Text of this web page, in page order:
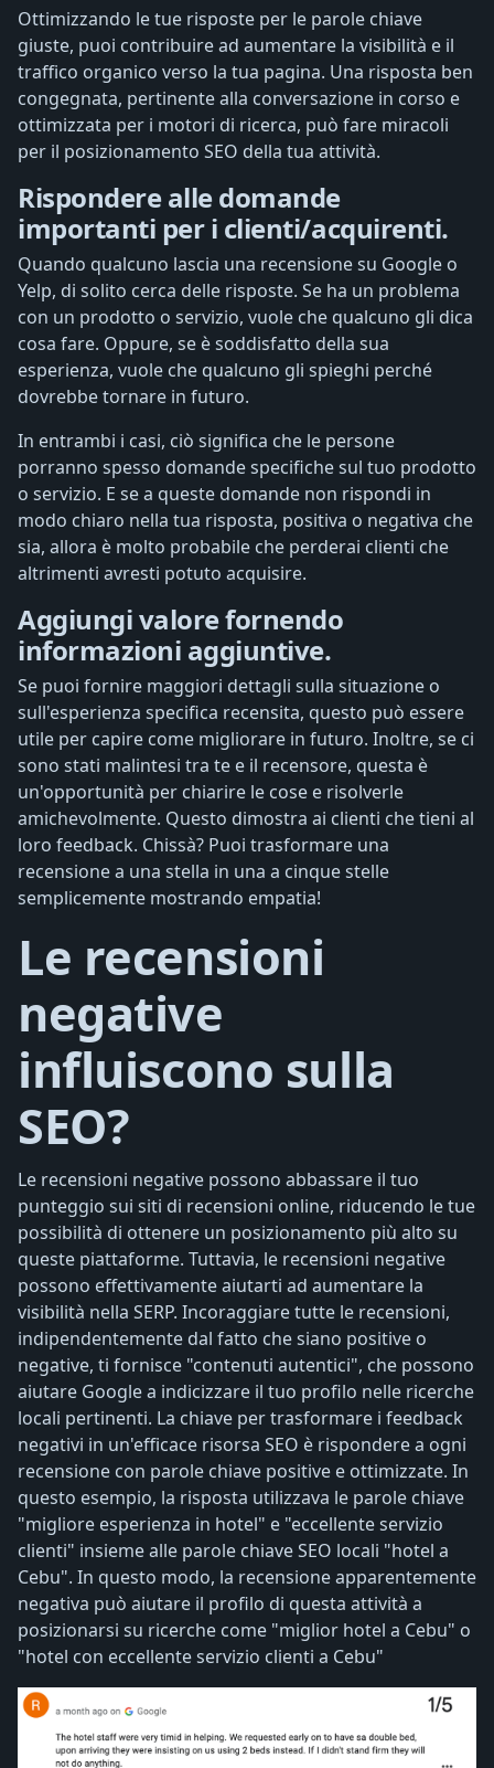
Ottimizzando le tue risposte per le parole chiave
giuste, puoi contribuire ad aumentare la visibilità e il
traffico organico verso la tua pagina. Una risposta ben
congegnata, pertinente alla conversazione in corso e
ottimizzata per i motori di ricerca, può fare miracoli
per il posizionamento SEO della tua attività.
Rispondere alle domande
importanti per i clienti/acquirenti.
Quando qualcuno lascia una recensione su Google o
Yelp, di solito cerca delle risposte. Se ha un problema
con un prodotto o servizio, vuole che qualcuno gli dica
cosa fare. Oppure, se è soddisfatto della sua
esperienza, vuole che qualcuno gli spieghi perché
dovrebbe tornare in futuro.
In entrambi i casi, ciò significa che le persone
porranno spesso domande specifiche sul tuo prodotto
o servizio. E se a queste domande non rispondi in
modo chiaro nella tua risposta, positiva o negativa che
sia, allora è molto probabile che perderai clienti che
altrimenti avresti potuto acquisire.
Aggiungi valore fornendo
informazioni aggiuntive.
Se puoi fornire maggiori dettagli sulla situazione o
sull'esperienza specifica recensita, questo può essere
utile per capire come migliorare in futuro. Inoltre, se ci
sono stati malintesi tra te e il recensore, questa è
un'opportunità per chiarire le cose e risolverle
amichevolmente. Questo dimostra ai clienti che tieni al
loro feedback. Chissà? Puoi trasformare una
recensione a una stella in una a cinque stelle
semplicemente mostrando empatia!
Le recensioni
negative
influiscono sulla
SEO?
Le recensioni negative possono abbassare il tuo
punteggio sui siti di recensioni online, riducendo le tue
possibilità di ottenere un posizionamento più alto su
queste piattaforme. Tuttavia, le recensioni negative
possono effettivamente aiutarti ad aumentare la
visibilità nella SERP. Incoraggiare tutte le recensioni,
indipendentemente dal fatto che siano positive o
negative, ti fornisce "contenuti autentici", che possono
aiutare Google a indicizzare il tuo profilo nelle ricerche
locali pertinenti. La chiave per trasformare i feedback
negativi in ​​un'efficace risorsa SEO è rispondere a ogni
recensione con parole chiave positive e ottimizzate. In
questo esempio, la risposta utilizzava le parole chiave
"migliore esperienza in hotel" e "eccellente servizio
clienti" insieme alle parole chiave SEO locali "hotel a
Cebu". In questo modo, la recensione apparentemente
negativa può aiutare il profilo di questa attività a
posizionarsi su ricerche come "miglior hotel a Cebu" o
"hotel con eccellente servizio clienti a Cebu"